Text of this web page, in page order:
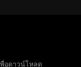
อดาวน์โหลด